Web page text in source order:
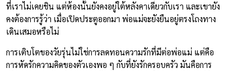
ที่เราไม่เคยชิน แต่ห้องนั้นยังคงอยู่ใต้หลังคาเดียวกับเรา และเขายัง
คงต้องการรู้ว่า เมื่อเปิดประตูออกมา พ่อแม่จะยังยืนอยู่ตรงโถงทาง
เดินเสมอหรือไม่
การเติบโตของวัยรุ่นไม่ใช่การลดทอนความรักที่มีต่อพ่อแม่ แต่คือ
การหัดรักความคิดของตัวเองพอ ๆ กับที่ยังรักครอบครัว มันคือการ